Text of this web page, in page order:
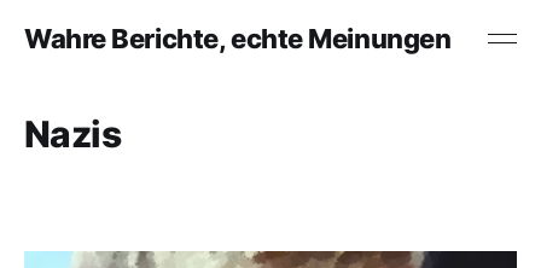
Wahre Berichte, echte Meinungen
Nazis